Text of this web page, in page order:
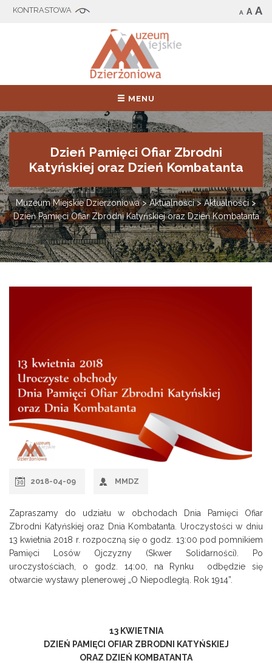
A A A
MENU
Dzień Pamięci Ofiar Zbrodni
Katyńskiej oraz Dzień Kombatanta
Muzeum Miejskie Dzierżoniowa>Aktualności>Aktualności>
Dzień Pamięci Ofiar Zbrodni Katyńskiej oraz Dzień Kombatanta
2018-04-09 MMDZ
Zapraszamy do udziału w obchodach Dnia Pamięci Ofiar
Zbrodni Katyńskiej oraz Dnia Kombatanta. Uroczystości w dniu
13 kwietnia 2018 r. rozpoczną się o godz. 13:00 pod pomnikiem
Pamięci Losów Ojczyzny (Skwer Solidarności). Po
uroczystościach, o godz. 14:00, na Rynku odbędzie się
otwarcie wystawy plenerowej „O Niepodległą. Rok 1914”.
13 KWIETNIA
DZIEŃ PAMIĘCI OFIAR ZBRODNI KATYŃSKIEJ
ORAZ DZIEŃ KOMBATANTA